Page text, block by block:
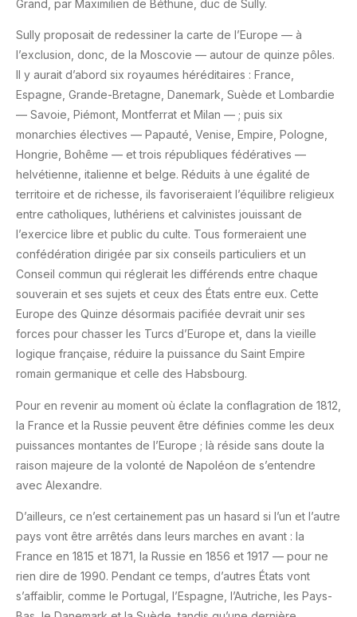
Grand, par Maximilien de Béthune, duc de Sully.
Sully proposait de redessiner la carte de l’Europe — à
l’exclusion, donc, de la Moscovie — autour de quinze pôles.
Il y aurait d’abord six royaumes héréditaires : France,
Espagne, Grande-Bretagne, Danemark, Suède et Lombardie
— Savoie, Piémont, Montferrat et Milan — ; puis six
monarchies électives — Papauté, Venise, Empire, Pologne,
Hongrie, Bohême — et trois républiques fédératives —
helvétienne, italienne et belge. Réduits à une égalité de
territoire et de richesse, ils favoriseraient l’équilibre religieux
entre catholiques, luthériens et calvinistes jouissant de
l’exercice libre et public du culte. Tous formeraient une
confédération dirigée par six conseils particuliers et un
Conseil commun qui réglerait les différends entre chaque
souverain et ses sujets et ceux des États entre eux. Cette
Europe des Quinze désormais pacifiée devrait unir ses
forces pour chasser les Turcs d’Europe et, dans la vieille
logique française, réduire la puissance du Saint Empire
romain germanique et celle des Habsbourg.
Pour en revenir au moment où éclate la conflagration de 1812,
la France et la Russie peuvent être définies comme les deux
puissances montantes de l’Europe ; là réside sans doute la
raison majeure de la volonté de Napoléon de s’entendre
avec Alexandre.
D’ailleurs, ce n’est certainement pas un hasard si l’un et l’autre
pays vont être arrêtés dans leurs marches en avant : la
France en 1815 et 1871, la Russie en 1856 et 1917 — pour ne
rien dire de 1990. Pendant ce temps, d’autres États vont
s’affaiblir, comme le Portugal, l’Espagne, l’Autriche, les Pays-